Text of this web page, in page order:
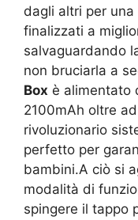
dagli altri per
finalizzati a
salvaguardando
non bruciarla a
Box è alimentato
2100mAh oltre
rivoluzionario
perfetto per
bambini.A ciò si
modalità di
spingere il tappo